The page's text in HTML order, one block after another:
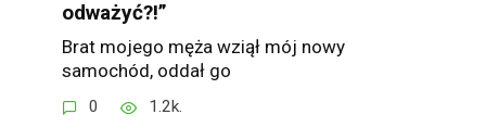
odważyć?!”
Brat mojego męża wziął mój nowy
samochód, oddał go
0 1.2k.